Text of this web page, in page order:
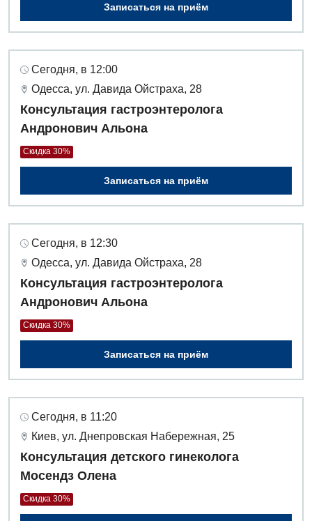
Детская аллергология
Детская гинекология
Детская дерматовенерология
Детская кардиоревматология
Детская офтальмология
Детская урология
Детская хирургия
Детская эндокринология
Педиатрия
Записаться на приём
Сегодня, в 12:00
Одесса, ул. Давида Ойстраха, 28
Консультация гастроэнтеролога
Андронович Альона
Скидка 30%
Записаться на приём
Сегодня, в 12:30
Одесса, ул. Давида Ойстраха, 28
Консультация гастроэнтеролога
Андронович Альона
Скидка 30%
Записаться на приём
Сегодня, в 11:20
Киев, ул. Днепровская Набережная, 25
Консультация детского гинеколога
Мосендз Олена
Скидка 30%